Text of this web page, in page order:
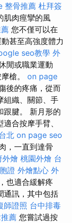
整骨推薦 杜拜簽
肌肉痙攣的風
您不僅可以在
甚至高強度體力
seo教學 外
閒或職業運動
槍。 on page
後的疼痛，從而
組織、關節、手
跟腱。 新月形的
合按摩手臂、
北 on page seo
，一直到達骨
外燴 桃園外燴 台
證 外燴點心 外
也適合緩解疼
通訊，其中包括
師證照 台中排毒
薦 您嘗試過按